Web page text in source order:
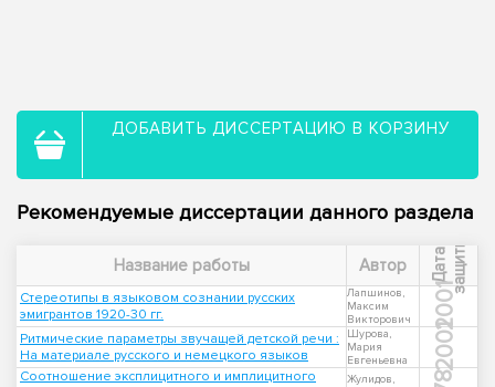
ДОБАВИТЬ ДИССЕРТАЦИЮ В КОРЗИНУ
Рекомендуемые диссертации данного раздела
Название работы Автор Д
а
т
а
з
а
щ
и
ты
Стереотипы в языковом сознании русских
эмигрантов 1920-30 гг.
Лапшинов,
Максим
Викторович
2001
Ритмические параметры звучащей детской речи :
На материале русского и немецкого языков
Шурова,
Мария
Евгеньевна
2001
Соотношение эксплицитного и имплицитного
Жулидов,